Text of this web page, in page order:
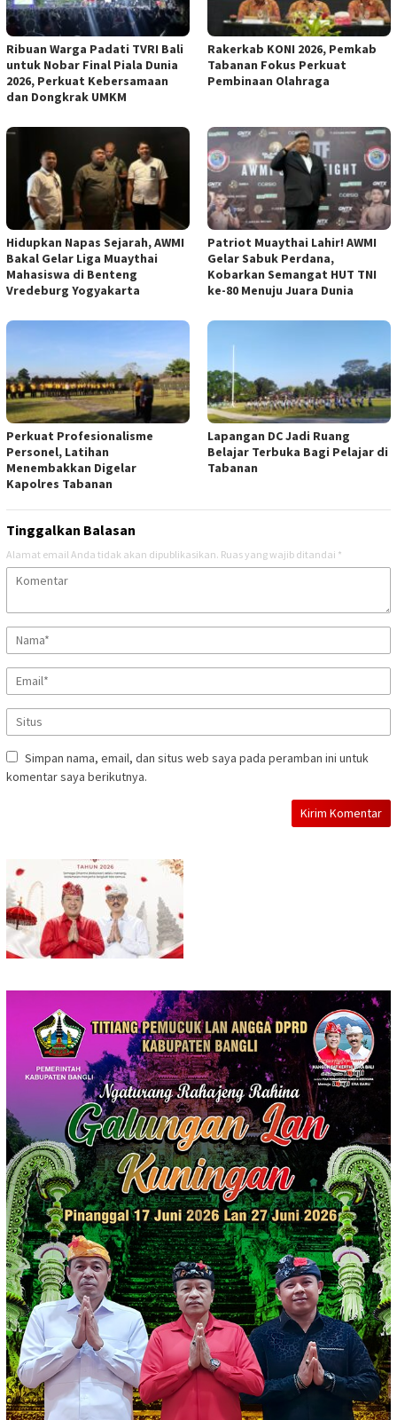
Ribuan Warga Padati TVRI Bali
untuk Nobar Final Piala Dunia
2026, Perkuat Kebersamaan
dan Dongkrak UMKM
Rakerkab KONI 2026, Pemkab
Tabanan Fokus Perkuat
Pembinaan Olahraga
Hidupkan Napas Sejarah, AWMI
Bakal Gelar Liga Muaythai
Mahasiswa di Benteng
Vredeburg Yogyakarta
Patriot Muaythai Lahir! AWMI
Gelar Sabuk Perdana,
Kobarkan Semangat HUT TNI
ke-80 Menuju Juara Dunia
Perkuat Profesionalisme
Personel, Latihan
Menembakkan Digelar
Kapolres Tabanan
Lapangan DC Jadi Ruang
Belajar Terbuka Bagi Pelajar di
Tabanan
Tinggalkan Balasan
Alamat email Anda tidak akan dipublikasikan. Ruas yang wajib ditandai *
Simpan nama, email, dan situs web saya pada peramban ini untuk
komentar saya berikutnya.